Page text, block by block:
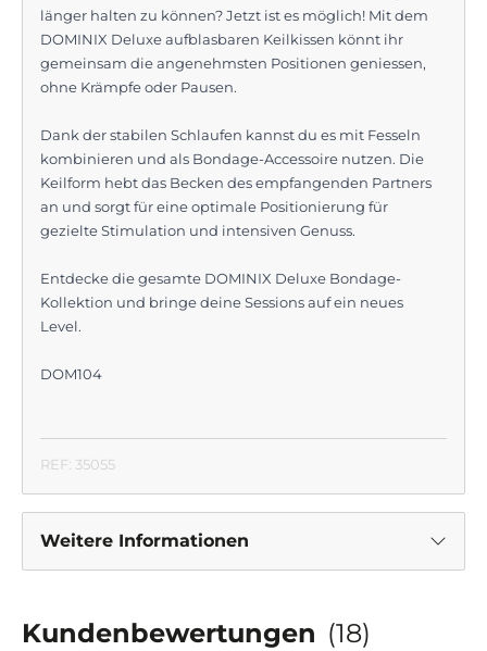
länger halten zu können? Jetzt ist es möglich! Mit dem
DOMINIX Deluxe aufblasbaren Keilkissen könnt ihr
gemeinsam die angenehmsten Positionen geniessen,
ohne Krämpfe oder Pausen.
Dank der stabilen Schlaufen kannst du es mit Fesseln
kombinieren und als Bondage-Accessoire nutzen. Die
Keilform hebt das Becken des empfangenden Partners
an und sorgt für eine optimale Positionierung für
gezielte Stimulation und intensiven Genuss.
Entdecke die gesamte DOMINIX Deluxe Bondage-
Kollektion und bringe deine Sessions auf ein neues
Level.
DOM104
REF: 35055
Weitere Informationen
Kundenbewertungen (18)